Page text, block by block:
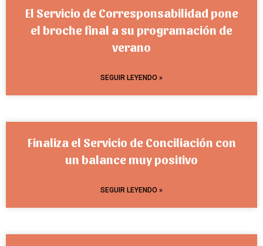
El Servicio de Corresponsabilidad pone
el broche final a su programación de
verano
SEGUIR LEYENDO »
Finaliza el Servicio de Conciliación con
un balance muy positivo
SEGUIR LEYENDO »